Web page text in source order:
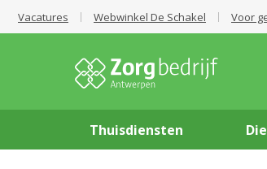
Vacatures Webwinkel De Schakel Voor
Thuisdiensten